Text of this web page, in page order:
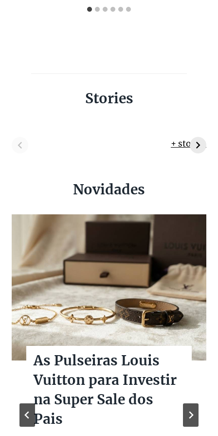
Stories
+ stories
Novidades
As Pulseiras Louis
Vuitton para Investir
na Super Sale dos
Pais